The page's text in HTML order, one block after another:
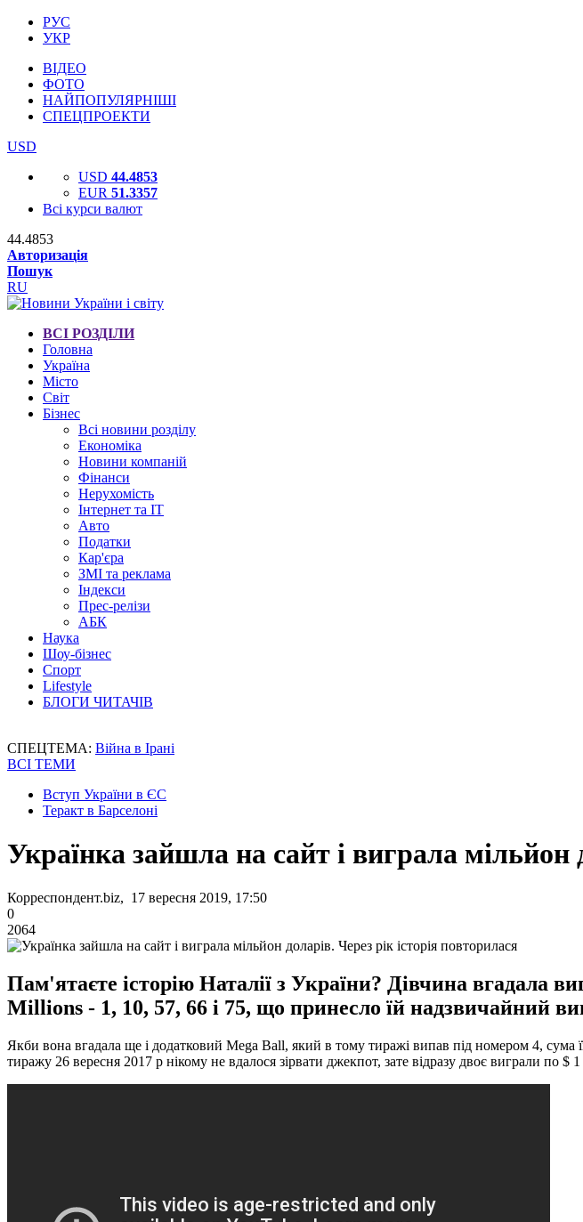
РУС
УКР
ВІДЕО
ФОТО
НАЙПОПУЛЯРНІШІ
СПЕЦПРОЕКТИ
USD
USD 44.4853
EUR 51.3357
Всі курси валют
44.4853
Авторизація
Пошук
RU
ВСІ РОЗДІЛИ
Головна
Україна
Місто
Світ
Бізнес
Всі новини розділу
Економіка
Новини компаній
Фінанси
Нерухомість
Інтернет та IT
Авто
Податки
Кар'єра
ЗМІ та реклама
Індекси
Прес-релізи
АБК
Наука
Шоу-бізнес
Спорт
Lifestyle
БЛОГИ ЧИТАЧІВ
СПЕЦТЕМА: Війна в Ірані
ВСІ ТЕМИ
Вступ України в ЄС
Теракт в Барселоні
Українка зайшла на сайт і виграла мільйон
Корреспондент.biz, 17 вересня 2019, 17:50
0
2064
Пам'ятаєте історію Наталії з України? Дівчина
Millions - 1, 10, 57, 66 і 75, що принесло їй надзвичайний
Якби вона вгадала ще і додатковий Mega Ball, який в тому тиражі випав під номером 4, сума
тиражу 26 вересня 2017 р нікому не вдалося зірвати джекпот, зате відразу двоє виграли по $